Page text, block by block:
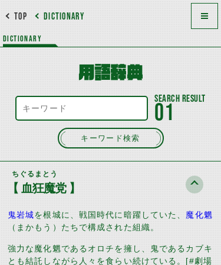
DICTIONARY
TOP
DICTIONARY
用語辞典
キーワード検索
01
ちぐるまとう
【 血狂魔党 】
鬼岩城を根城に、戦国時代に暗躍していた、 魔化魍
（まかもう）たちで構成された組織。
強力な魔化魍であるオロチを擁し、鬼であるカブキ
とも結託しながら人々を食らい続けている。 [#劇場